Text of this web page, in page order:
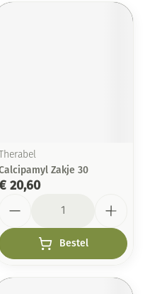
Therabel
Zakje 30
20,60
Bestel